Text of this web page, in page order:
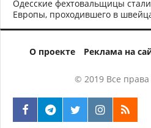
Одесские фехтовальщицы
Европы, проходившего в
О проекте Реклама на
© 2019 Все